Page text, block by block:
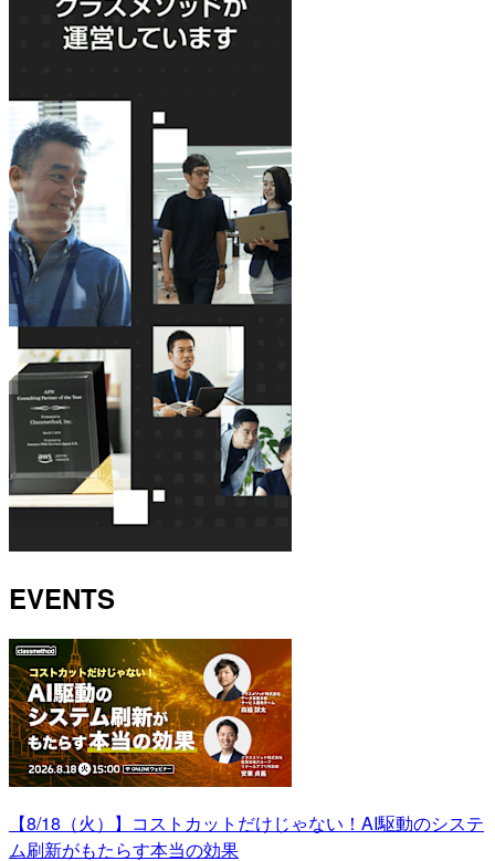
EVENTS
【8/18（火）】コストカットだけじゃない！AI駆動のシステ
ム刷新がもたらす本当の効果